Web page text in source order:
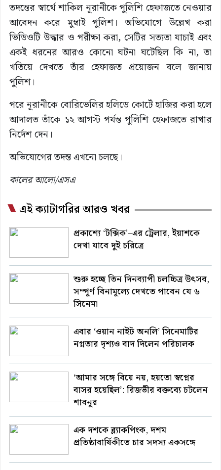
তদন্তের স্বার্থে শাকিল নূরানীকে পুলিশি হেফাজতে নেওয়ার
আবেদন করে মুম্বাই পুলিশ। অভিযোগে উল্লেখ করা
ভিডিওটি উদ্ধার ও পরীক্ষা করা, সেটির সত্যতা যাচাই এবং
একই ধরনের আরও কোনো ঘটনা ঘটেছিল কি না, তা
খতিয়ে দেখতে তাঁর হেফাজত প্রয়োজন বলে জানায়
পুলিশ।
পরে নূরানীকে বোরিভেলির হলিডে কোর্টে হাজির করা হলে
আদালত তাঁকে ১২ আগস্ট পর্যন্ত পুলিশি হেফাজতে রাখার
নির্দেশ দেন।
অভিযোগের তদন্ত এখনো চলছে।
কালের আলো/এসএ
এই ক্যাটাগরির আরও খবর
প্রকাশ্যে ‘টক্সিক’–এর ট্রেলার, ইয়াশকে
দেখা যাবে দুই চরিত্রে
শুরু হচ্ছে তিন দিনব্যাপী চলচ্চিত্র উৎসব,
সম্পূর্ণ বিনামূল্যে দেখতে পাবেন যে ৬
সিনেমা
এবার ‘ওয়ান নাইট অনলি’ সিনেমাটির
নগ্নতার দৃশ্যও বাদ দিলেন পরিচালক
‘আমার সঙ্গে বিয়ে নয়, হয়তো স্বপ্নের
বাসর হয়েছিল’: রিজভীর বক্তব্যে চটলেন
শাবনূর
এক দশকে ব্ল্যাকপিংক, দশম
প্রতিষ্ঠাবার্ষিকীতে চার সদস্য একসঙ্গে